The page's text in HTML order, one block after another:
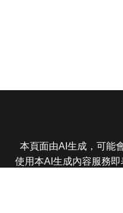
本頁面由AI生成，可能
使用本AI生成內容服務